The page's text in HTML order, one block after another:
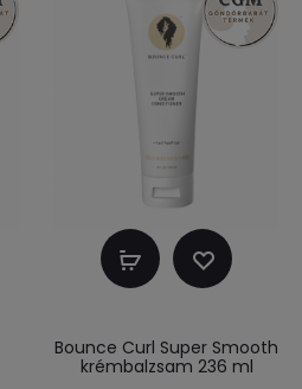
Kosárba
Bounce Curl Super Smooth
krémbalzsam 236 ml